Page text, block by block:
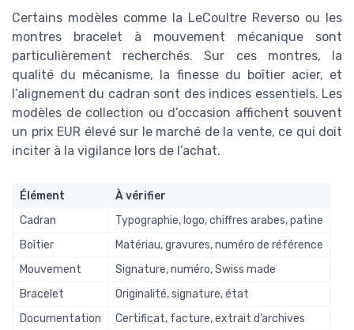
Certains modèles comme la LeCoultre Reverso ou les
montres bracelet à mouvement mécanique sont
particulièrement recherchés. Sur ces montres, la
qualité du mécanisme, la finesse du boîtier acier, et
l’alignement du cadran sont des indices essentiels. Les
modèles de collection ou d’occasion affichent souvent
un prix EUR élevé sur le marché de la vente, ce qui doit
inciter à la vigilance lors de l’achat.
Élément
À vérifier
Cadran
Typographie, logo, chiffres arabes, patine
Boîtier
Matériau, gravures, numéro de référence
Mouvement
Signature, numéro, Swiss made
Bracelet
Originalité, signature, état
Documentation
Certificat, facture, extrait d’archives